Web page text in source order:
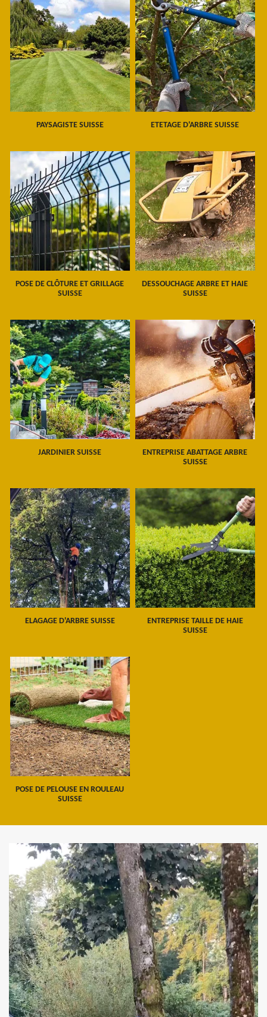
PAYSAGISTE SUISSE ETETAGE D'ARBRE SUISSE
POSE DE CLÔTURE ET GRILLAGE
SUISSE
DESSOUCHAGE ARBRE ET HAIE
SUISSE
JARDINIER SUISSE
ENTREPRISE ABATTAGE ARBRE
SUISSE
ELAGAGE D'ARBRE SUISSE
ENTREPRISE TAILLE DE HAIE
SUISSE
POSE DE PELOUSE EN ROULEAU
SUISSE